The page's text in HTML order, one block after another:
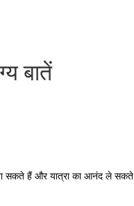
बातें
सकते हैं और यात्रा का आनंद ले सकते